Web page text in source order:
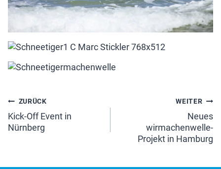
Beitragsnavigation
ZURÜCK
Kick-Off Event in
Nürnberg
WEITER
Neues
wirmachenwelle-
Projekt in Hamburg